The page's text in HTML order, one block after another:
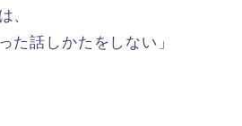
、
た話しかたをしない」